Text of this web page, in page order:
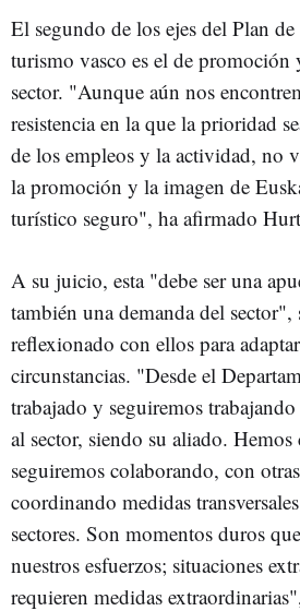
El segundo de los ejes del Plan
turismo vasco es el de
sector. "Aunque aún nos
resistencia en la que la prioridad
de los empleos y la actividad, no
la promoción y la imagen de
turístico seguro", ha afirmado
A su juicio, esta "debe ser una
también una demanda del sector",
reflexionado con ellos para
circunstancias. "Desde el
trabajado y seguiremos
al sector, siendo su aliado.
seguiremos colaborando, con
coordinando medidas
sectores. Son momentos duros
nuestros esfuerzos; situaciones
requieren medidas